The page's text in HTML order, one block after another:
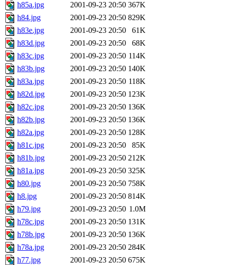
h85a.jpg
2001-09-23 20:50 367K
h84.jpg
2001-09-23 20:50 829K
h83e.jpg
2001-09-23 20:50
61K
h83d.jpg
2001-09-23 20:50
68K
h83c.jpg
2001-09-23 20:50 114K
h83b.jpg
2001-09-23 20:50 140K
h83a.jpg
2001-09-23 20:50 118K
h82d.jpg
2001-09-23 20:50 123K
h82c.jpg
2001-09-23 20:50 136K
h82b.jpg
2001-09-23 20:50 136K
h82a.jpg
2001-09-23 20:50 128K
h81c.jpg
2001-09-23 20:50
85K
h81b.jpg
2001-09-23 20:50 212K
h81a.jpg
2001-09-23 20:50 325K
h80.jpg
2001-09-23 20:50 758K
h8.jpg
2001-09-23 20:50 814K
h79.jpg
2001-09-23 20:50 1.0M
h78c.jpg
2001-09-23 20:50 131K
h78b.jpg
2001-09-23 20:50 136K
h78a.jpg
2001-09-23 20:50 284K
h77.jpg
2001-09-23 20:50 675K